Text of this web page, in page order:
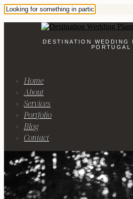
DESTINATION WEDDING
PORTUGAL
Home
About
Services
Portfolio
Blog
Contact